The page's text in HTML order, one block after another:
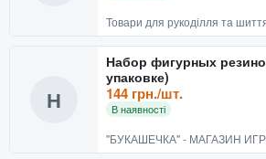
Н
Набор фигурных
упаковке)
144 грн./шт.
В наявності
"БУКАШЕЧКА" - МАГАЗИН